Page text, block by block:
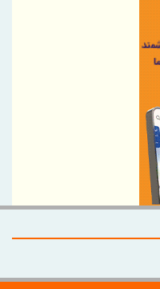
ساده برای حقوق‌بگیرها
از ظرفیت‌های دیجیتال
است
دیجیتال
در سامانه فوریت‌های اداری
وزارت نفت
منصوب شد
گل طلایی»
مجمع عمومی سالانه/ مجامع